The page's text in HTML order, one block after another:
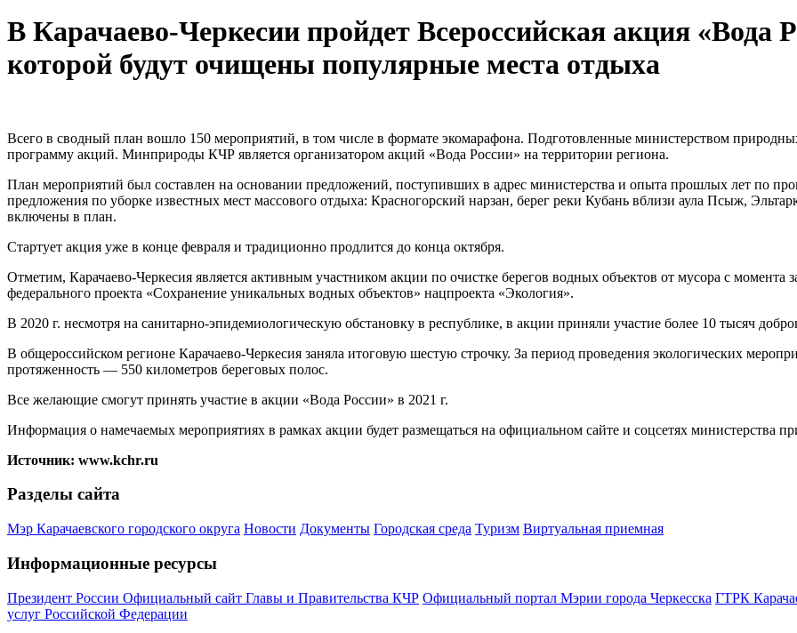
В Карачаево-Черкесии пройдет Всероссийская акция «Вода
которой будут очищены популярные места отдыха
Всего в сводный план вошло 150 мероприятий, в том числе в формате экомарафона. Подготовленные министерством
программу акций. Минприроды КЧР является организатором акций «Вода России» на территории региона.
План мероприятий был составлен на основании предложений, поступивших в адрес министерства и опыта прошлых лет по
предложения по уборке известных мест массового отдыха: Красногорский нарзан, берег реки Кубань вблизи аула Псыж,
включены в план.
Стартует акция уже в конце февраля и традиционно продлится до конца октября.
Отметим, Карачаево-Черкесия является активным участником акции по очистке берегов водных объектов от мусора с момента
федерального проекта «Сохранение уникальных водных объектов» нацпроекта «Экология».
В 2020 г. несмотря на санитарно-эпидемиологическую обстановку в республике, в акции приняли участие более 10 тысяч
В общероссийском регионе Карачаево-Черкесия заняла итоговую шестую строчку. За период проведения экологических
протяженность — 550 километров береговых полос.
Все желающие смогут принять участие в акции «Вода России» в 2021 г.
Информация о намечаемых мероприятиях в рамках акции будет размещаться на официальном сайте и соцсетях министерства
Источник: www.kchr.ru
Разделы сайта
Мэр Карачаевского городского округа Новости Документы Городская среда Туризм Виртуальная приемная
Информационные ресурсы
Президент России Официальный сайт Главы и Правительства КЧР Официальный портал Мэрии города Черкесска ГТРК
услуг Российской Федерации